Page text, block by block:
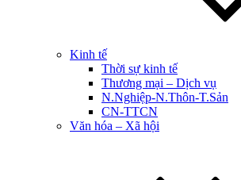
Kinh tế
Thời sự kinh tế
Thương mại – Dịch vụ
N.Nghiệp-N.Thôn-T.Sản
CN-TTCN
Văn hóa – Xã hội